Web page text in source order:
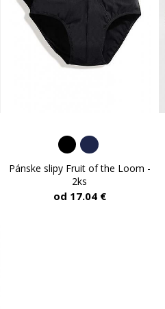
Pánske slipy Fruit of the Loom -
2ks
od 17.04 €